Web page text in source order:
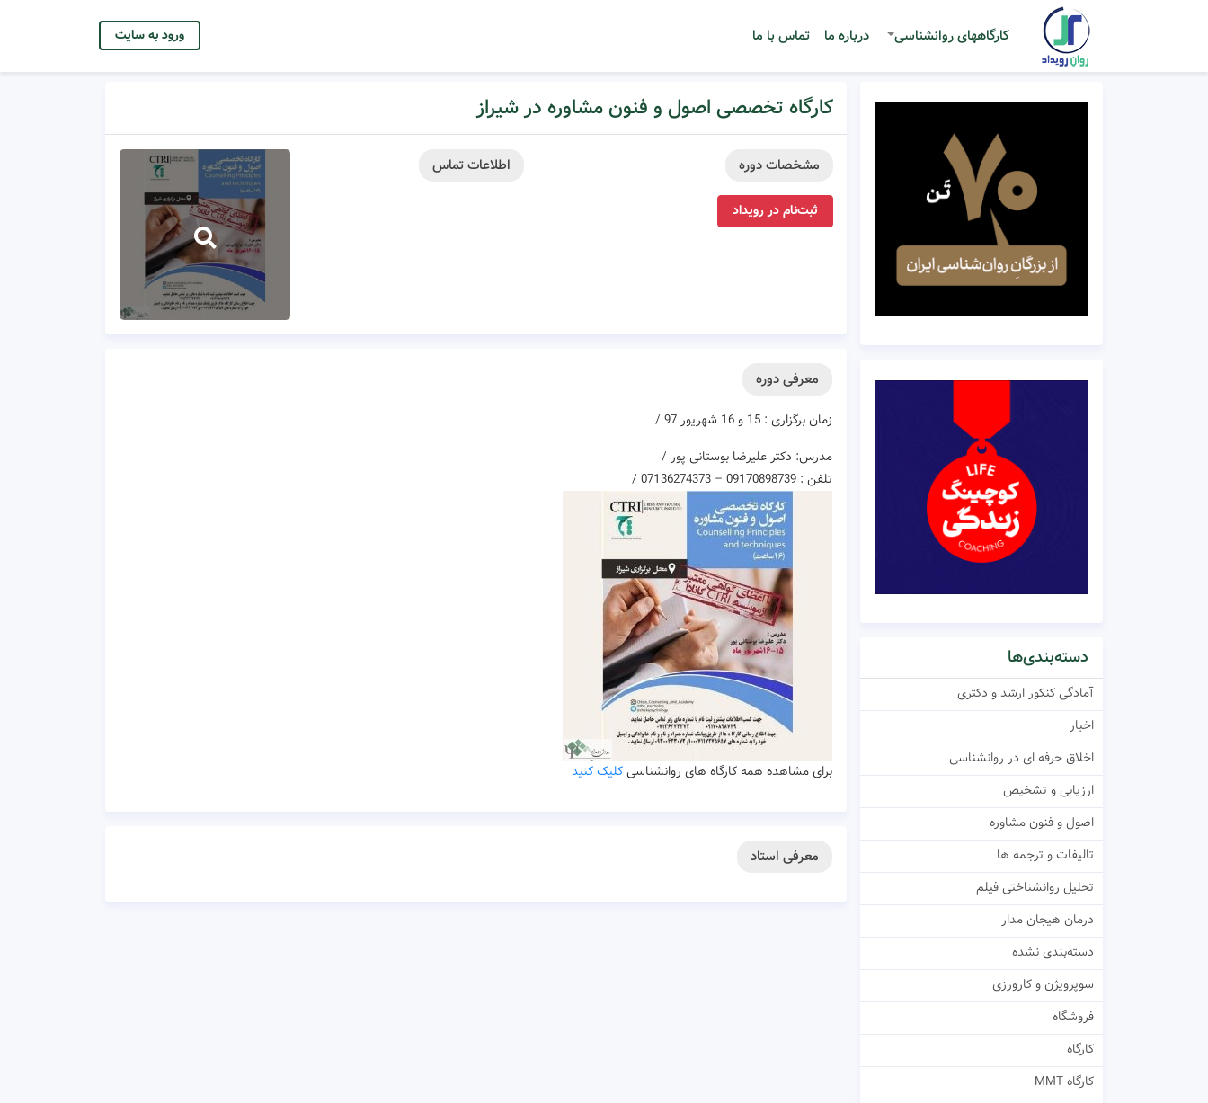
کارگاههای روانشناسی درباره ما تماس با ما ورود به سایت
کارگاه تخصصی اصول و فنون مشاوره در شیراز
اطلاعات تماس مشخصات دوره
ثبت‌نام در رویداد
معرفی دوره
زمان برگزاری : 15 و 16 شهریور 97 /
مدرس: دکتر علیرضا بوستانی پور /
تلفن : 09170898739 – 07136274373 /
برای مشاهده همه کارگاه های روانشناسیکلیک کنید
معرفی استاد
دسته‌بندی‌ها
آمادگی کنکور ارشد و دکتری
اخبار
اخلاق حرفه ای در روانشناسی
ارزیابی و تشخیص
اصول و فنون مشاوره
تالیفات و ترجمه ها
تحلیل روانشناختی فیلم
درمان هیجان مدار
دسته‌بندی نشده
سوپرویژن و کارورزی
فروشگاه
کارگاه
کارگاه MMT